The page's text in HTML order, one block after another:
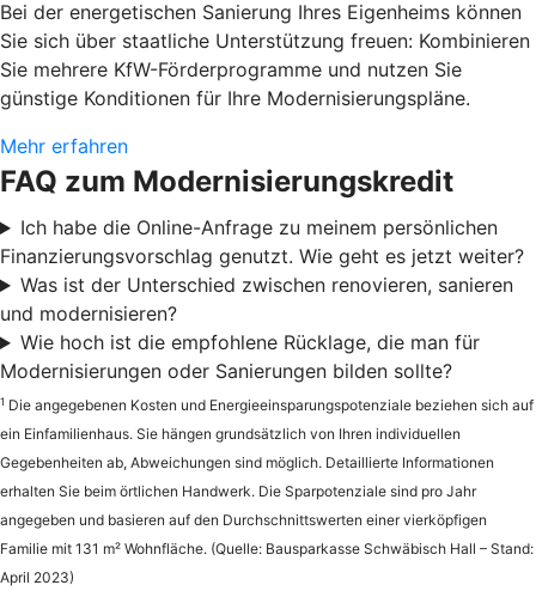
Bei der energetischen Sanierung Ihres Eigenheims können
Sie sich über staatliche Unterstützung freuen: Kombinieren
Sie mehrere KfW-Förderprogramme und nutzen Sie
günstige Konditionen für Ihre Modernisierungspläne.
Mehr erfahren
FAQ zum Modernisierungskredit
Ich habe die Online-Anfrage zu meinem persönlichen
Finanzierungsvorschlag genutzt. Wie geht es jetzt weiter?
Was ist der Unterschied zwischen renovieren, sanieren
und modernisieren?
Wie hoch ist die empfohlene Rücklage, die man für
Modernisierungen oder Sanierungen bilden sollte?
1 Die angegebenen Kosten und Energieeinsparungspotenziale beziehen sich auf
ein Einfamilienhaus. Sie hängen grundsätzlich von Ihren individuellen
Gegebenheiten ab, Abweichungen sind möglich. Detaillierte Informationen
erhalten Sie beim örtlichen Handwerk. Die Sparpotenziale sind pro Jahr
angegeben und basieren auf den Durchschnittswerten einer vierköpfigen
Familie mit 131 m² Wohnfläche. (Quelle: Bausparkasse Schwäbisch Hall – Stand:
April 2023)